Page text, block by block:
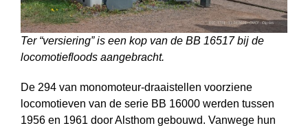
Ter “versiering” is een kop van de BB 16517 bij de
locomotiefloods aangebracht.
De 294 van monomoteur-draaistellen voorziene
locomotieven van de serie BB 16000 werden tussen
1956 en 1961 door Alsthom gebouwd. Vanwege hun